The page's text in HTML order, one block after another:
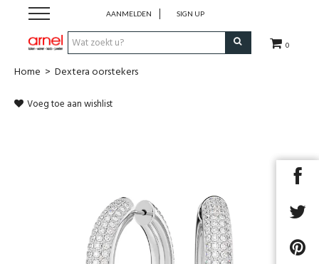
0
AANMELDEN SIGN UP
Koken
Home > Dextera oorstekers
Voeg toe aan wishlist